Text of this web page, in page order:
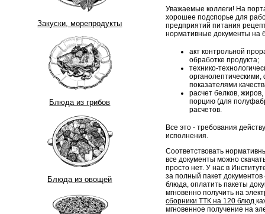
Закуски, морепродукты
Блюда из грибов
Блюда из овощей
Уважаемые коллеги! На
хорошее подспорье для
предприятий питания
нормативные документы на
акт контрольной
обработке продукта;
технико-
показателями
расчет белков,
порцию (для
расчетов.
Все это - требования
исполнения.
Соответствовать
все документы можно
просто нет. У нас в
за полный пакет
блюда, оплатить пакеты
мгновенно получить на
сборники ТТК на 120 блюд
мгновенное получение на